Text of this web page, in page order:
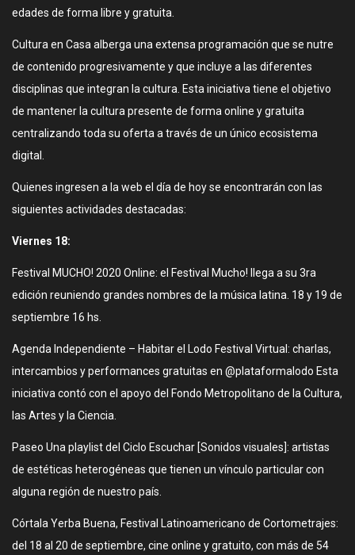
edades de forma libre y gratuita.
Cultura en Casa alberga una extensa programación que se nutre
de contenido progresivamente y que incluye a las diferentes
disciplinas que integran la cultura. Esta iniciativa tiene el objetivo
de mantener la cultura presente de forma online y gratuita
centralizando toda su oferta a través de un único ecosistema
digital.
Quienes ingresen a la web el día de hoy se encontrarán con las
siguientes actividades destacadas:
Viernes 18:
Festival MUCHO! 2020 Online: el Festival Mucho! llega a su 3ra
edición reuniendo grandes nombres de la música latina. 18 y 19 de
septiembre 16 hs.
Agenda Independiente – Habitar el Lodo Festival Virtual: charlas,
intercambios y performances gratuitas en @plataformalodo Esta
iniciativa contó con el apoyo del Fondo Metropolitano de la Cultura,
las Artes y la Ciencia.
Paseo Una playlist del Ciclo Escuchar [Sonidos visuales]: artistas
de estéticas heterogéneas que tienen un vínculo particular con
alguna región de nuestro país.
Córtala Yerba Buena, Festival Latinoamericano de Cortometrajes:
del 18 al 20 de septiembre, cine online y gratuito, con más de 54